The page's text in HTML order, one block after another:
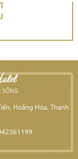
Hoằng Hóa, Thanh